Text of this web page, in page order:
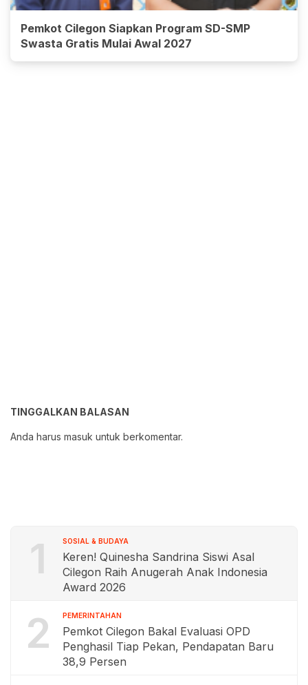
Pemkot Cilegon Siapkan Program SD-SMP
Swasta Gratis Mulai Awal 2027
TINGGALKAN BALASAN
Anda harus masuk untuk berkomentar.
1 SOSIAL & BUDAYA
Keren! Quinesha Sandrina Siswi Asal
Cilegon Raih Anugerah Anak Indonesia
Award 2026
2 PEMERINTAHAN
Pemkot Cilegon Bakal Evaluasi OPD
Penghasil Tiap Pekan, Pendapatan Baru
38,9 Persen